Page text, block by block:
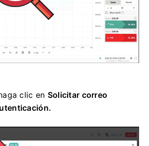
clic en Solicitar correo